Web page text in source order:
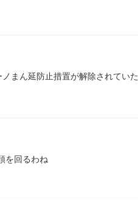
まん延防止措置が解除されていた
を回るわね